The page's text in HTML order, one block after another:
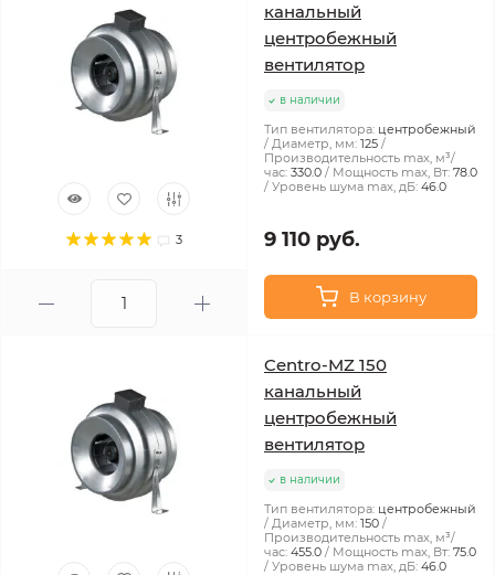
3
канальный
центробежный
вентилятор
в наличии
Тип вентилятора: центробежный
Диаметр, мм: 125
Производительность max, м³/
час: 330.0 Мощность max, Вт: 78.0
Уровень шума max, дБ: 46.0
9 110 руб.
В корзину
Centro-MZ 150
канальный
центробежный
вентилятор
в наличии
Тип вентилятора: центробежный
Диаметр, мм: 150
Производительность max, м³/
час: 455.0 Мощность max, Вт: 75.0
Уровень шума max, дБ: 46.0